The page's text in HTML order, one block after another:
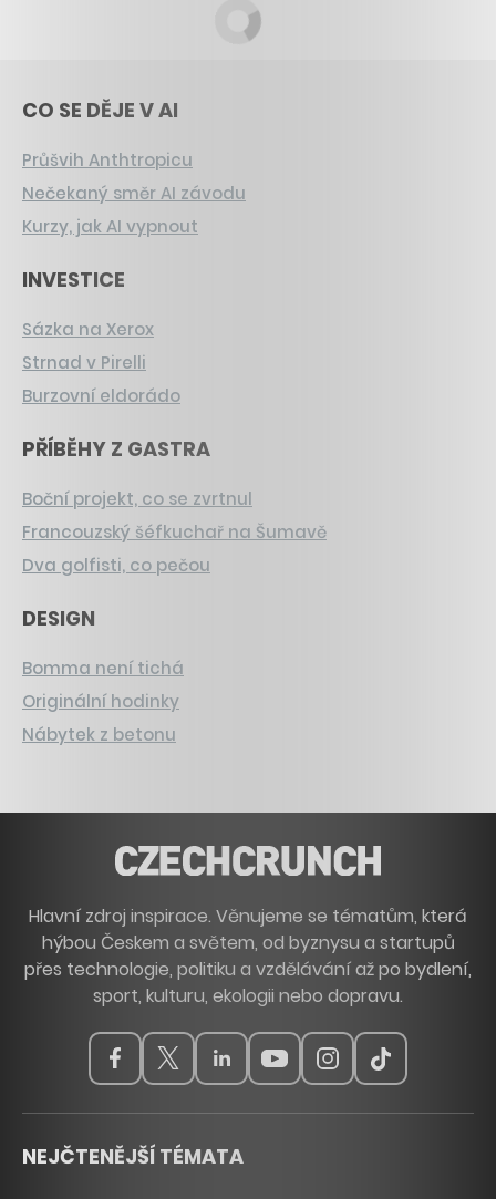
CO SE DĚJE V AI
Průšvih Anthtropicu
Nečekaný směr AI závodu
Kurzy, jak AI vypnout
INVESTICE
Sázka na Xerox
Strnad v Pirelli
Burzovní eldorádo
PŘÍBĚHY Z GASTRA
Boční projekt, co se zvrtnul
Francouzský šéfkuchař na Šumavě
Dva golfisti, co pečou
DESIGN
Bomma není tichá
Originální hodinky
Nábytek z betonu
Hlavní zdroj inspirace. Věnujeme se tématům, která
hýbou Českem a světem, od byznysu a startupů
přes technologie, politiku a vzdělávání až po bydlení,
sport, kulturu, ekologii nebo dopravu.
NEJČTENĚJŠÍ TÉMATA